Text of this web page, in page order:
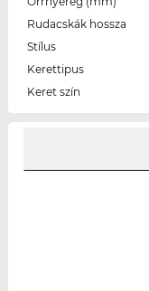
Rudacskák hossza
Stílus
Kerettipus
Keret szín